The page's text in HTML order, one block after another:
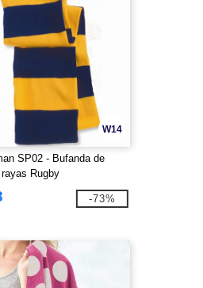
W14
SP02 - Bufanda de
Rugby
-73%